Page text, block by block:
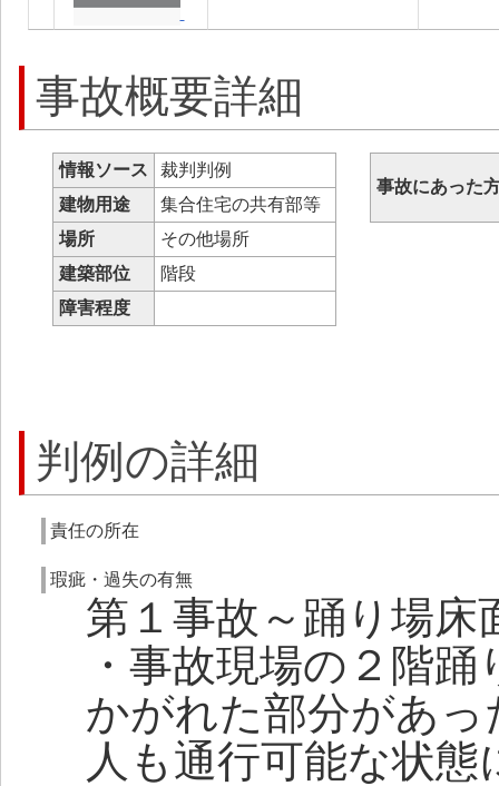
事故概要詳細
情報ソース
裁判判例
建物用途
集合住宅の共有部等
場所
その他場所
建築部位
階段
障害程度
事故にあった
判例の詳細
責任の所在
瑕疵・過失の有無
第１事故～踊り場床
・事故現場の２階
かがれた部分があ
人も通行可能な状